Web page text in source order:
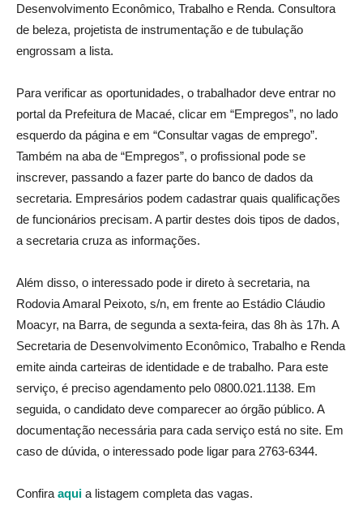
Desenvolvimento Econômico, Trabalho e Renda. Consultora
de beleza, projetista de instrumentação e de tubulação
engrossam a lista.
Para verificar as oportunidades, o trabalhador deve entrar no
portal da Prefeitura de Macaé, clicar em “Empregos”, no lado
esquerdo da página e em “Consultar vagas de emprego”.
Também na aba de “Empregos”, o profissional pode se
inscrever, passando a fazer parte do banco de dados da
secretaria. Empresários podem cadastrar quais qualificações
de funcionários precisam. A partir destes dois tipos de dados,
a secretaria cruza as informações.
Além disso, o interessado pode ir direto à secretaria, na
Rodovia Amaral Peixoto, s/n, em frente ao Estádio Cláudio
Moacyr, na Barra, de segunda a sexta-feira, das 8h às 17h. A
Secretaria de Desenvolvimento Econômico, Trabalho e Renda
emite ainda carteiras de identidade e de trabalho. Para este
serviço, é preciso agendamento pelo 0800.021.1138. Em
seguida, o candidato deve comparecer ao órgão público. A
documentação necessária para cada serviço está no site. Em
caso de dúvida, o interessado pode ligar para 2763-6344.
Confira aqui a listagem completa das vagas.